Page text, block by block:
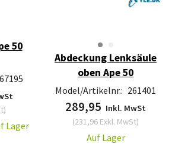
50
)
Lager
Abdeckung Lenksäule
oben Ape 50
Model/Artikelnr.: 261401
289,95 Inkl. MwSt
(231,96 Exkl. MwSt)
Auf Lager